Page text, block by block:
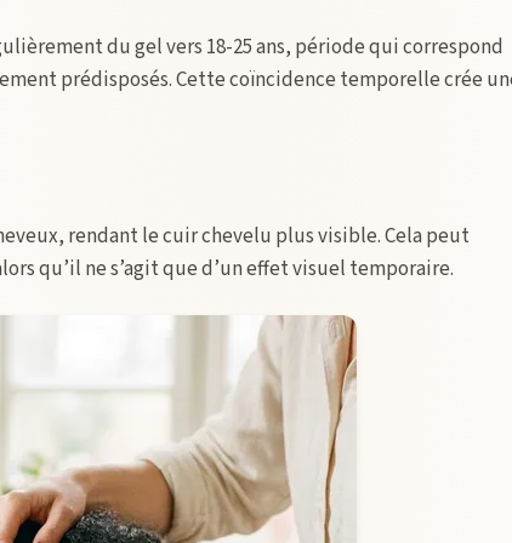
du gel vers 18-25 ans, période qui correspond
prédisposés. Cette coïncidence temporelle crée
rendant le cuir chevelu plus visible. Cela peut
qu’il ne s’agit que d’un effet visuel temporaire.